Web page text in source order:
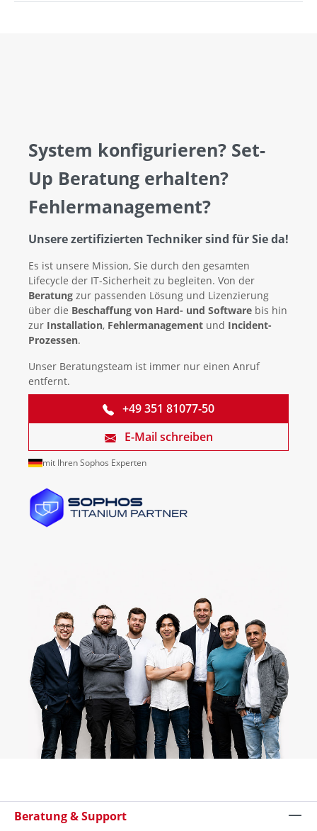
System konfigurieren? Set-
Up Beratung erhalten?
Fehlermanagement?
Unsere zertifizierten Techniker sind für Sie da!
Es ist unsere Mission, Sie durch den gesamten
Lifecycle der IT-Sicherheit zu begleiten. Von der
Beratung zur passenden Lösung und Lizenzierung
über die Beschaffung von Hard- und Software bis hin
zur Installation, Fehlermanagement und Incident-
Prozessen.
Unser Beratungsteam ist immer nur einen Anruf
entfernt.
+49 351 81077-50
E-Mail schreiben
mit Ihren Sophos Experten
Beratung & Support